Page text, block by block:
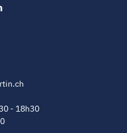
- 18h30